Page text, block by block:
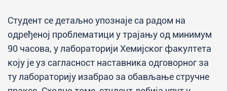
Студент се детаљно упознаје са радом на
одређеној проблематици у трајању од минимум
90 часова, у лабораторији Хемијског факултета
коју је уз сагласност наставника одговорног за
ту лабораторију изабрао за обављање стручне